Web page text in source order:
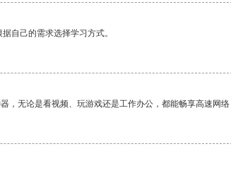
自己的需求选择学习方式。
，无论是看视频、玩游戏还是工作办公，都能畅享高速网